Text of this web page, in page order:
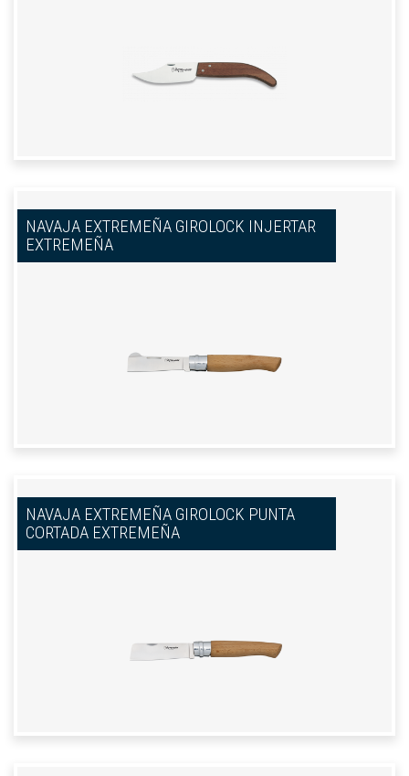
NAVAJA EXTREMEÑA GIROLOCK INJERTAR
EXTREMEÑA
NAVAJA EXTREMEÑA GIROLOCK PUNTA
CORTADA EXTREMEÑA